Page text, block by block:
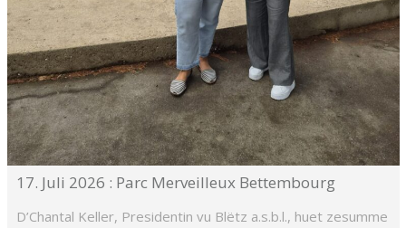
17. Juli 2026 : Parc Merveilleux Bettembourg
D’Chantal Keller, Presidentin vu Blëtz a.s.b.l., huet zesumme